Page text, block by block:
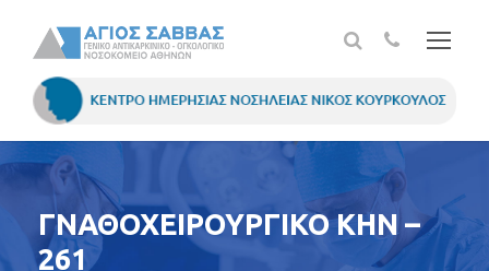
ΓΝΑΘΟΧΕΙΡΟΥΡΓΙΚΟ ΚΗΝ –
261